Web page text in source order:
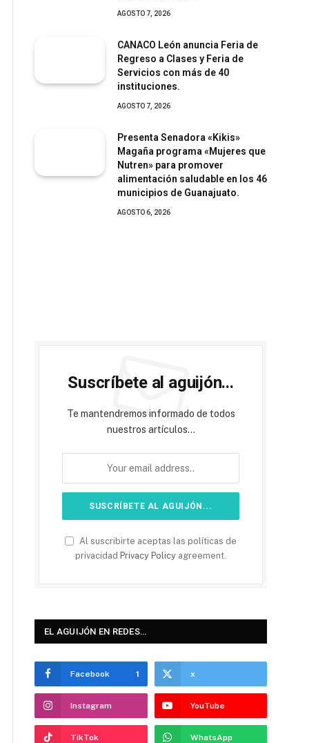
AGOSTO 7, 2026
CANACO León anuncia Feria de
Regreso a Clases y Feria de
Servicios con más de 40
instituciones.
AGOSTO 7, 2026
Presenta Senadora «Kikis»
Magaña programa «Mujeres que
Nutren» para promover
alimentación saludable en los 46
municipios de Guanajuato.
AGOSTO 6, 2026
Suscríbete al aguijón...
Te mantendremos informado de todos
nuestros artículos...
Al suscribirte aceptas las políticas de
privacidad Privacy Policy agreement.
EL AGUIJÓN EN REDES…
Facebook 1 x
Instagram YouTube
TikTok WhatsApp